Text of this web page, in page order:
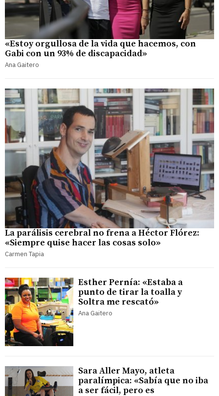
«Estoy orgullosa de la vida que hacemos, con
Gabi con un 93% de discapacidad»
Ana Gaitero
La parálisis cerebral no frena a Héctor Flórez:
«Siempre quise hacer las cosas solo»
Carmen Tapia
Esther Pernía: «Estaba a
punto de tirar la toalla y
Soltra me rescató»
Ana Gaitero
Sara Aller Mayo, atleta
paralímpica: «Sabía que no iba
a ser fácil, pero es